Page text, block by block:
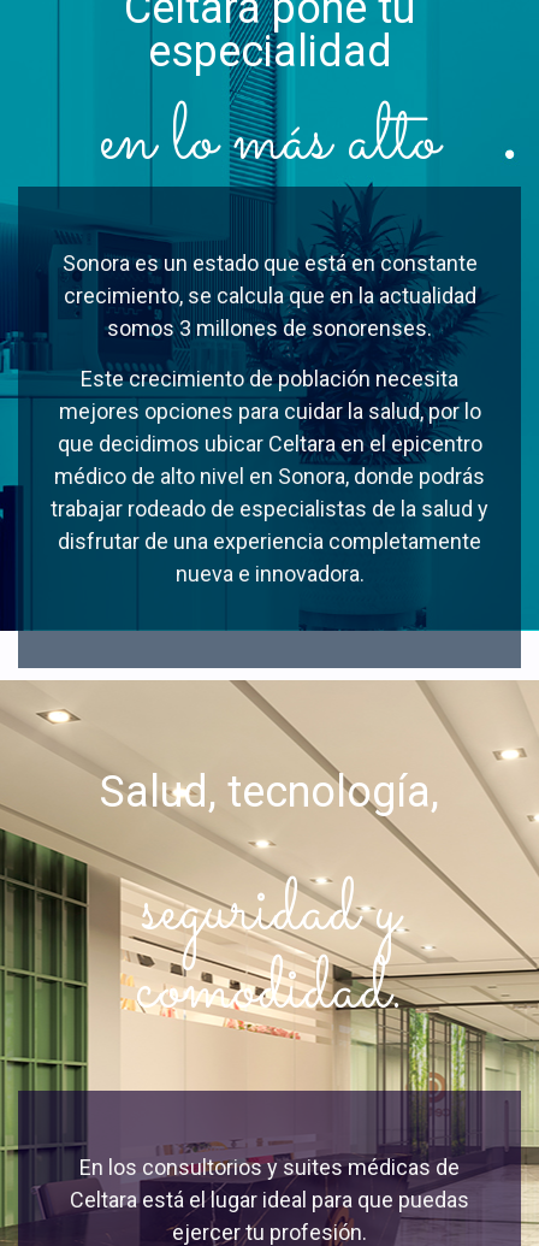
especialidad
en lo más alto
Sonora es un estado que está en constante
crecimiento, se calcula que en la actualidad
somos 3 millones de sonorenses.
Este crecimiento de población necesita
mejores opciones para cuidar la salud, por lo
que decidimos ubicar Celtara en el epicentro
médico de alto nivel en Sonora, donde podrás
trabajar rodeado de especialistas de la salud y
disfrutar de una experiencia completamente
nueva e innovadora.
Salud, tecnología,
seguridad y
comodidad.
En los consultorios y suites médicas de
Celtara está el lugar ideal para que puedas
ejercer tu profesión.